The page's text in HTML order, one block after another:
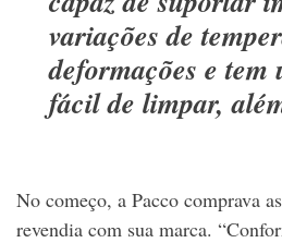
variações de
deformações e
fácil de limpar,
No começo, a Pacco comprava
revendia com sua marca.